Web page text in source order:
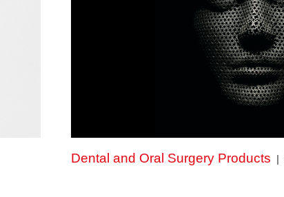
Dental and Oral Surgery Products